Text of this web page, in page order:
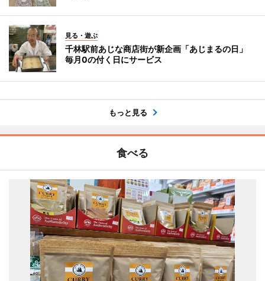
見る・遊ぶ
千林駅前あじな商店街が新企画「あじまるの日」
毎月0の付く日にサービス
もっと見る
食べる